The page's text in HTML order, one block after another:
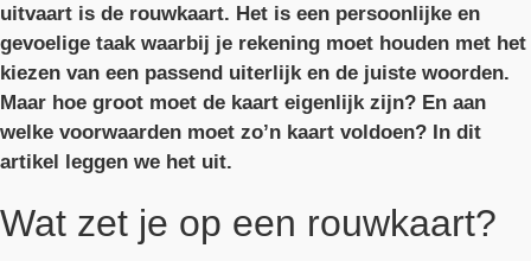
uitvaart is de rouwkaart. Het is een persoonlijke en
gevoelige taak waarbij je rekening moet houden met het
kiezen van een passend uiterlijk en de juiste woorden.
Maar hoe groot moet de kaart eigenlijk zijn? En aan
welke voorwaarden moet zo’n kaart voldoen? In dit
artikel leggen we het uit.
Wat zet je op een rouwkaart?